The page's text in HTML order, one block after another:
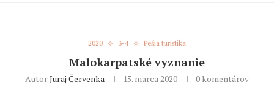
2020 3-4 Pešia turistika
Malokarpatské vyznanie
AutorJuraj Červenka 15. marca 2020 0 komentárov